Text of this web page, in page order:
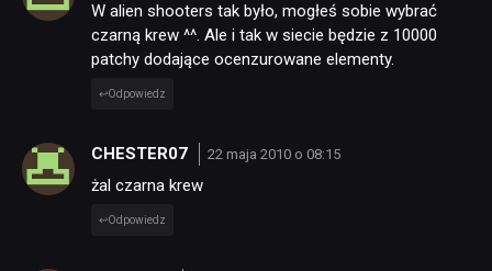
W alien shooters tak było, mogłeś sobie wybrać
czarną krew ^^. Ale i tak w siecie będzie z 10000
patchy dodające ocenzurowane elementy.
Odpowiedz
CHESTER07 22 maja 2010 o 08:15
żal czarna krew
Odpowiedz